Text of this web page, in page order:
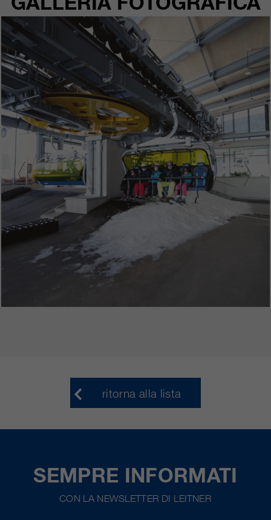
ritorna alla lista
SEMPRE INFORMATI
CON LA NEWSLETTER DI LEITNER